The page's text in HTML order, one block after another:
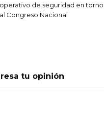
operativo de seguridad en torno
al Congreso Nacional
tu opinión